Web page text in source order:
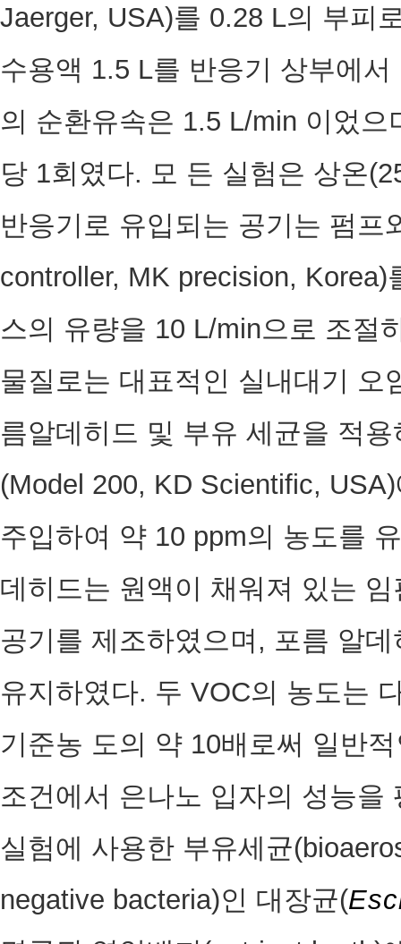
Jaerger, USA)를 0.28 L의 부피
수용액 1.5 L를 반응기 상부에
의 순환유속은 1.5 L/min 이었
당 1회였다. 모 든 실험은 상온
반응기로 유입되는 공기는 펌프
controller, MK precision,
스의 유량을 10 L/min으로 조절
물질로는 대표적인 실내대기
름알데히드 및 부유 세균을 적
(Model 200, KD Scientific,
주입하여 약 10 ppm의 농도를
데히드는 원액이 채워져 있는
공기를 제조하였으며, 포름 알
유지하였다. 두 VOC의 농도는
기준농 도의 약 10배로써 일반
조건에서 은나노 입자의 성능을
실험에 사용한 부유세균
negative bacteria)인 대장균(